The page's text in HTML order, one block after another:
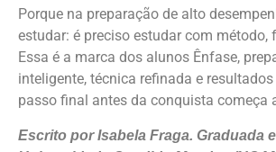
Porque na preparação de alto
estudar: é preciso estudar com método,
Essa é a marca dos alunos Ênfase,
inteligente, técnica refinada e
passo final antes da conquista começa
Escrito por Isabela Fraga. Graduada